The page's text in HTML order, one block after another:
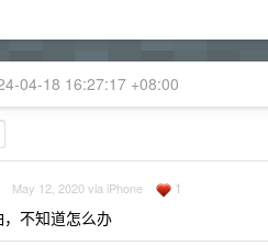
04-18 16:27:17 +08:00
May 12, 2020 via iPhone 1
不知道怎么办